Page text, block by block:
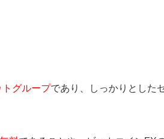
トグループであり、しっかりとした